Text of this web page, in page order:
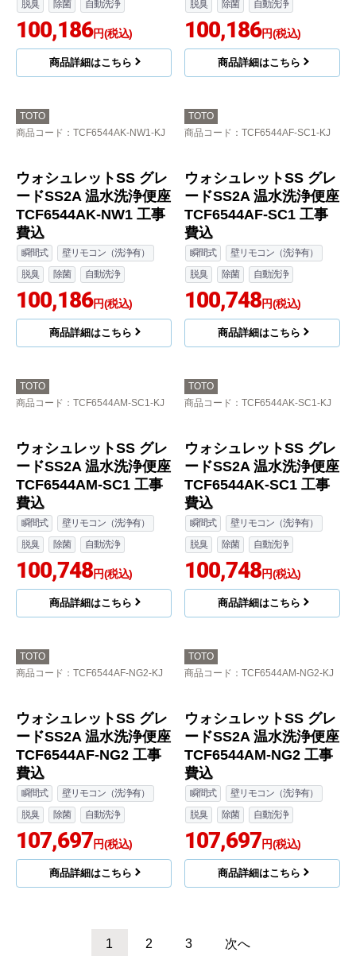
商品詳細はこちら 商品詳細はこちら
商品コード：TCF6544AF-NW1-KJ
ウォシュレットSS グレ
ードSS2A 温水洗浄便座
TCF6544AF-NW1 工事
費込
壁リモコン（洗浄有）
100,186
商品コード：TCF6544AM-NW1-KJ
ウォシュレットSS グレ
ードSS2A 温水洗浄便座
TCF6544AM-NW1 工事
費込
壁リモコン（洗浄有）
100,186
TOTO
商品コード：TCF6544AK-NW1-KJ
ウォシュレットSS グレ
費込
瞬間式
壁リモコン（洗浄有）
脱臭
100,186円(税込)
商品詳細はこちら
TOTO
商品コード：TCF6544AF-SC1-KJ
ウォシュレットSS グレ
費込
瞬間式
壁リモコン（洗浄有）
脱臭
100,748円(税込)
商品詳細はこちら
ウォシュレットSS グレ
ウォシュレットSS グレ